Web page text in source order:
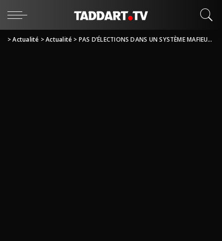
>Actualité >Actualité > PAS D’ÉLECTIONS DANS UN SYSTÈME MAFIEUX – Montréal